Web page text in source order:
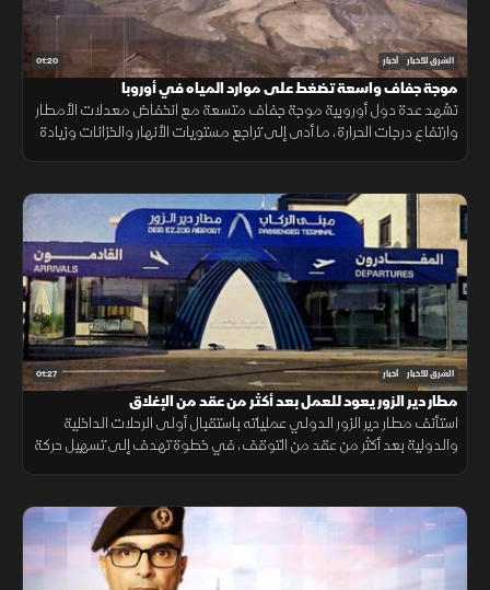
01:20 الشرق للأخبار أخبار
موجة جفاف واسعة تضغط على موارد المياه في أوروبا
تشهد عدة دول أوروبية موجة جفاف متسعة مع انخفاض معدلات الأمطار
وارتفاع درجات الحرارة، ما أدى إلى تراجع مستويات الأنهار والخزانات وزيادة
01:27 الشرق للأخبار أخبار
مطار دير الزور يعود للعمل بعد أكثر من عقد من الإغلاق
استأنف مطار دير الزور الدولي عملياته باستقبال أولى الرحلات الداخلية
والدولية بعد أكثر من عقد من التوقف، في خطوة تهدف إلى تسهيل حركة